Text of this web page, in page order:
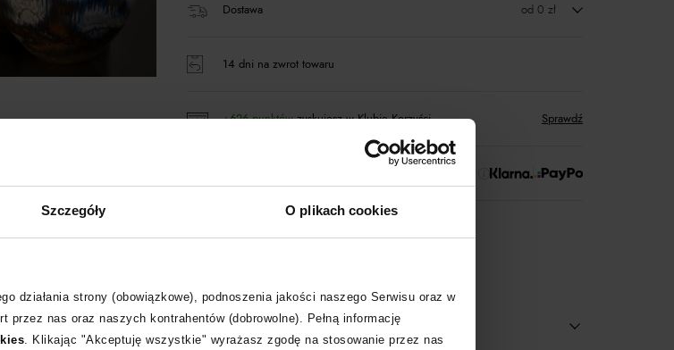
Szczegóły O plikach cookies
działania strony (obowiązkowe), podnoszenia jakości naszego Serwisu oraz w
nas oraz naszych kontrahentów (dobrowolne). Pełną informację
. Klikając "Akceptuję wszystkie" wyrażasz zgodę na stosowanie przez nas
Dostawa od 0 zł
14 dni na zwrot towaru
+626 punktówzyskujesz w Klubie Korzyści Sprawdź
Opis produktu